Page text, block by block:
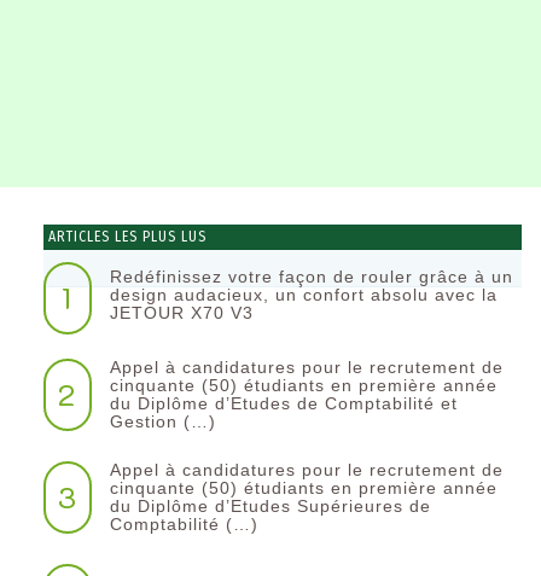
ARTICLES LES PLUS LUS
1
Redéfinissez votre façon de rouler grâce à un
design audacieux, un confort absolu avec la
JETOUR X70 V3
2
Appel à candidatures pour le recrutement de
cinquante (50) étudiants en première année
du Diplôme d’Etudes de Comptabilité et
Gestion (…)
3
Appel à candidatures pour le recrutement de
cinquante (50) étudiants en première année
du Diplôme d’Etudes Supérieures de
Comptabilité (…)